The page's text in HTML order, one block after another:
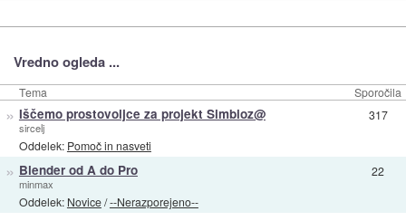
Vredno ogleda ...
Tema Sporočila
» Iščemo prostovoljce za projekt Simbioz@
sircelj
Oddelek: Pomoč in nasveti
317
» Blender od A do Pro
minmax
Oddelek: Novice/--Nerazporejeno--
22